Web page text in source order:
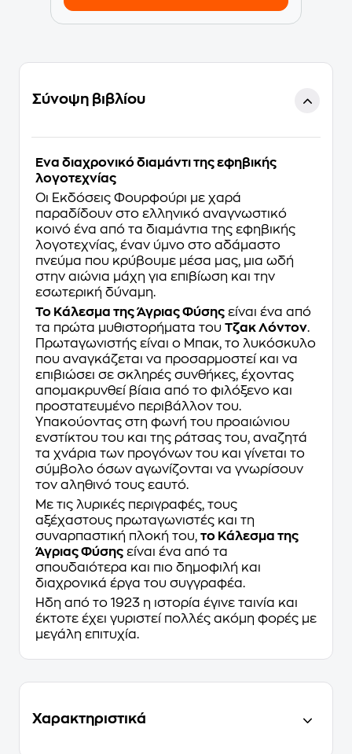
Σύνοψη βιβλίου
Ένα διαχρονικό διαμάντι της εφηβικής
λογοτεχνίας
Οι Εκδόσεις Φουρφούρι με χαρά
παραδίδουν στο ελληνικό αναγνωστικό
κοινό ένα από τα διαμάντια της εφηβικής
λογοτεχνίας, έναν ύμνο στο αδάμαστο
πνεύμα που κρύβουμε μέσα μας, μια ωδή
στην αιώνια μάχη για επιβίωση και την
εσωτερική δύναμη.
Το Κάλεσμα της Άγριας Φύσης είναι ένα από
τα πρώτα μυθιστορήματα του Τζακ Λόντον.
Πρωταγωνιστής είναι ο Μπακ, το λυκόσκυλο
που αναγκάζεται να προσαρμοστεί και να
επιβιώσει σε σκληρές συνθήκες, έχοντας
απομακρυνθεί βίαια από το φιλόξενο και
προστατευμένο περιβάλλον του.
Υπακούοντας στη φωνή του προαιώνιου
ενστίκτου του και της ράτσας του, αναζητά
τα χνάρια των προγόνων του και γίνεται το
σύμβολο όσων αγωνίζονται να γνωρίσουν
τον αληθινό τους εαυτό.
Με τις λυρικές περιγραφές, τους
αξέχαστους πρωταγωνιστές και τη
συναρπαστική πλοκή του, το Κάλεσμα της
Άγριας Φύσης είναι ένα από τα
σπουδαιότερα και πιο δημοφιλή και
διαχρονικά έργα του συγγραφέα.
Ήδη από το 1923 η ιστορία έγινε ταινία και
έκτοτε έχει γυριστεί πολλές ακόμη φορές με
μεγάλη επιτυχία.
Χαρακτηριστικά